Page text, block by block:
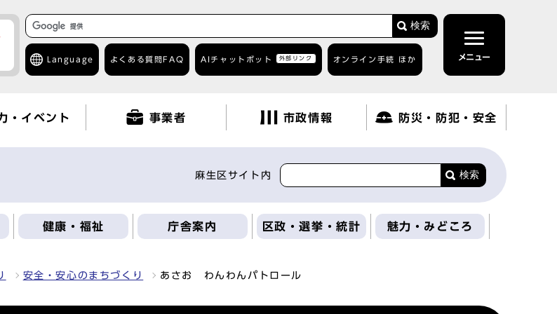
検索
Language よくある質問 FAQ AIチャットボット 外部リンク オンライン手続 ほか メニュー
・イベント 事業者 市政情報 防災・防犯・安全
麻生区サイト内 検索
健康・福祉 庁舎案内 区政・選挙・統計 魅力・みどころ
安全・安心のまちづくり あさお わんわんパトロール